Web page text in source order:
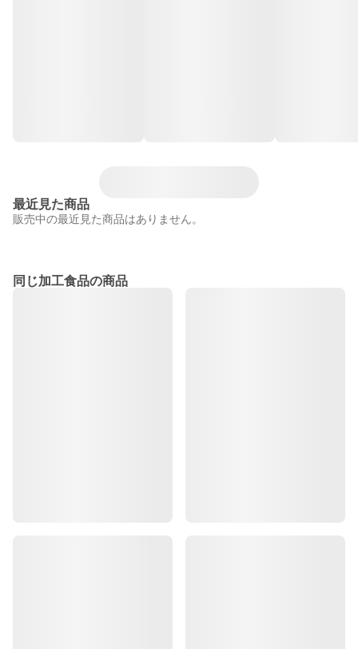
最近見た商品
販売中の最近見た商品はありません。
同じ加工食品の商品